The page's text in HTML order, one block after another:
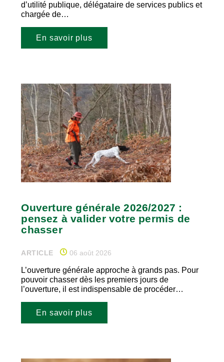
d’utilité publique, délégataire de services publics et
chargée de…
En savoir plus
Ouverture générale 2026/2027 :
pensez à valider votre permis de
chasser
ARTICLE 06 août 2026
L’ouverture générale approche à grands pas. Pour
pouvoir chasser dès les premiers jours de
l’ouverture, il est indispensable de procéder…
En savoir plus